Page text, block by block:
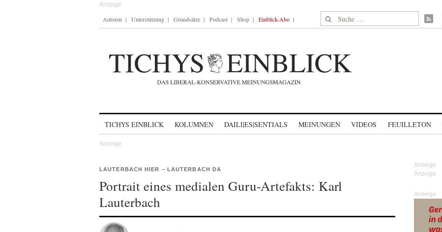
Autoren Unterstützung Grundsätze Podcast Shop Einblick-Abo Suche nach:
TICHYS EINBLICK KOLUMNEN DAILI|ES|SENTIALS MEINUNGEN VIDEOS FEUILLETON
LAUTERBACH HIER – LAUTERBACH DA
Portrait eines medialen Guru-Artefakts: Karl
Lauterbach
Anzeige